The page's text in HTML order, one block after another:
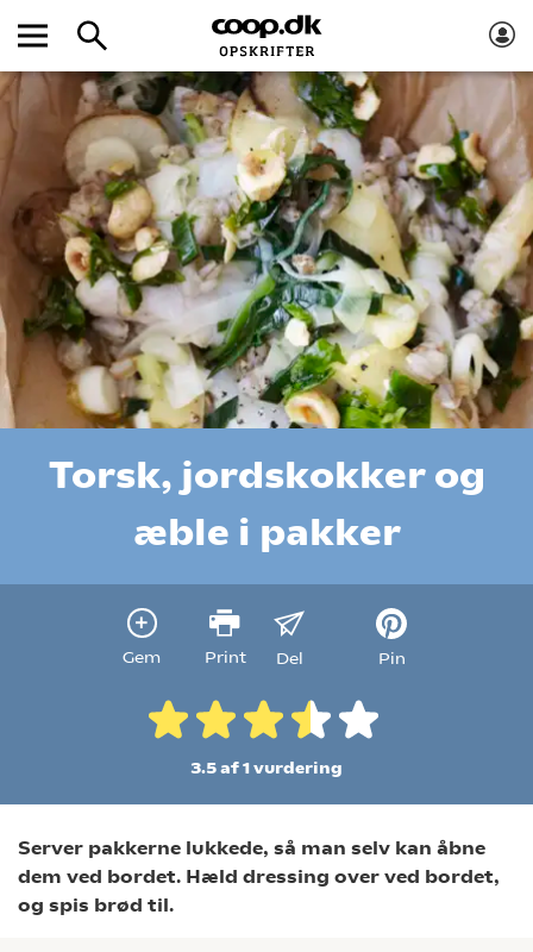
Torsk, jordskokker og
æble i pakker
Gem Print Del Pin
3.5 af 1vurdering
Server pakkerne lukkede, så man selv kan åbne
dem ved bordet. Hæld dressing over ved bordet,
og spis brød til.